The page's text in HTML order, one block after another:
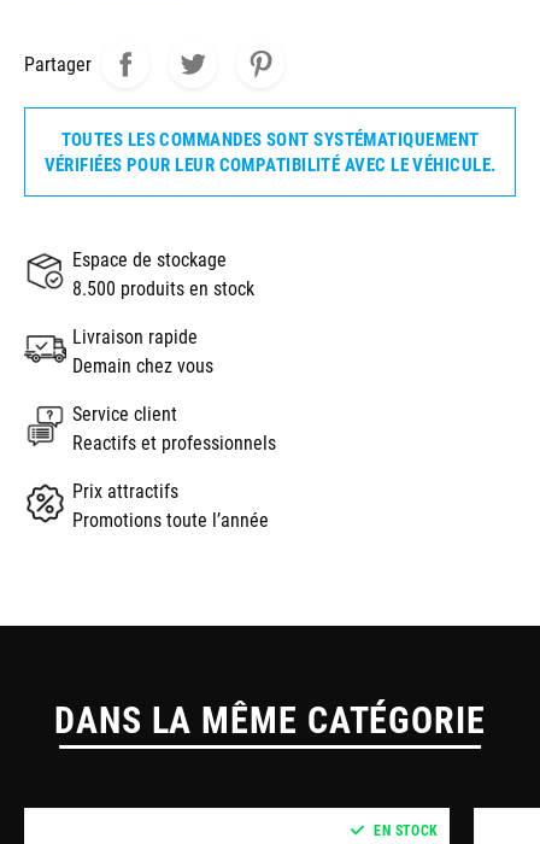
Partager
TOUTES LES COMMANDES SONT SYSTÉMATIQUEMENT
VÉRIFIÉES POUR LEUR COMPATIBILITÉ AVEC LE VÉHICULE.
Espace de stockage
8.500 produits en stock
Livraison rapide
Demain chez vous
Service client
Reactifs et professionnels
Prix attractifs
Promotions toute l’année
DANS LA MÊME CATÉGORIE
EN STOCK